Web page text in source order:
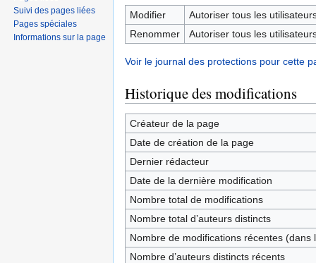
Modifier
Autoriser tous les
Renommer
Autoriser tous les
Voir le journal des protections pour cette
Historique des modifications
Créateur de la page
Date de création de la page
Dernier rédacteur
Date de la dernière modification
Nombre total de modifications
Nombre total d’auteurs distincts
Nombre de modifications récentes (dans
Nombre d’auteurs distincts récents
Suivi des pages liées
Pages spéciales
Informations sur la page